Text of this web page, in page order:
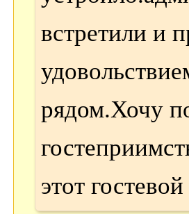
встретили и
рядом.Хочу
этот